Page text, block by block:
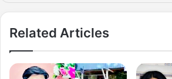
Related Articles